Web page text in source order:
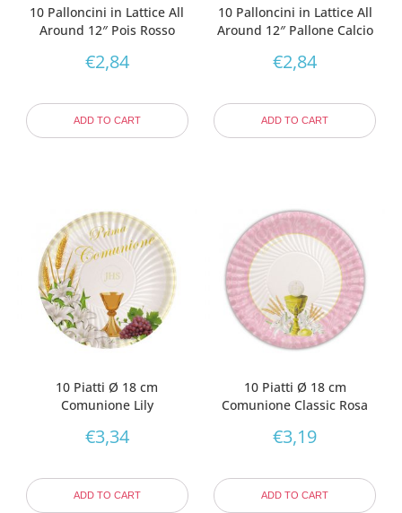
10 Palloncini in Lattice All
Around 12″ Pois Rosso
€2,84
ADD TO CART
10 Palloncini in Lattice All
Around 12″ Pallone Calcio
€2,84
ADD TO CART
10 Piatti Ø 18 cm
Comunione Lily
€3,34
ADD TO CART
10 Piatti Ø 18 cm
Comunione Classic Rosa
€3,19
ADD TO CART